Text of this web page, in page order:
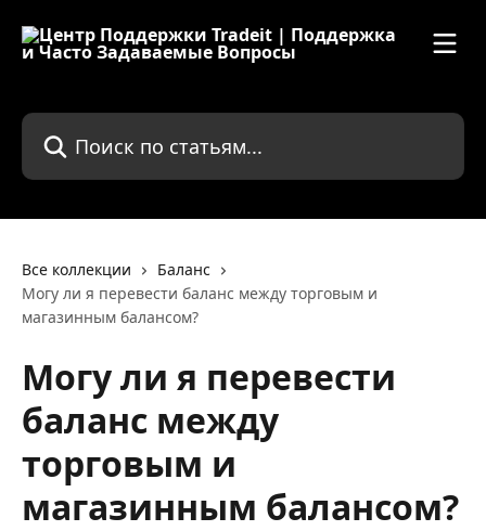
Поиск по статьям...
Все коллекции
Баланс
Могу ли я перевести баланс между торговым и
магазинным балансом?
Могу ли я перевести
баланс между
торговым и
магазинным балансом?